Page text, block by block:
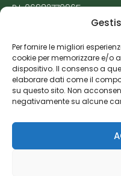
Per fornire le migliori
cookie per memorizzare e/o
dispositivo. Il consenso a
elaborare dati come il
su questo sito. Non
negativamente su alcune
P.I. 06982770965
Cookie Policy
Risorse Aggiuntive